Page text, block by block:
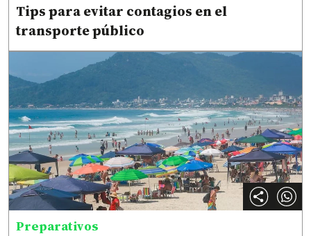
Tips para evitar contagios en el
transporte público
Preparativos